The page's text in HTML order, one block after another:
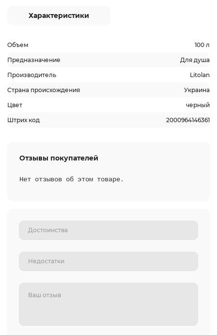
Характеристики
Объем 100 л
Предназначение Для душа
Производитель Litolan
Страна происхождения Украина
Цвет черный
Штрих код 2000964146361
Отзывы покупателей
Нет отзывов об этом товаре.